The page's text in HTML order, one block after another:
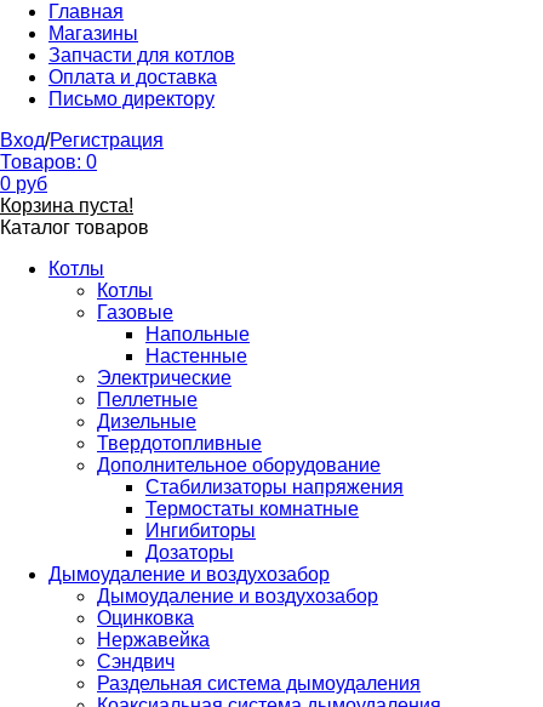
Главная
Магазины
Запчасти для котлов
Оплата и доставка
Письмо директору
Вход/Регистрация
Товаров: 0
0 руб
Корзина пуста!
Каталог товаров
Котлы
Котлы
Газовые
Напольные
Настенные
Электрические
Пеллетные
Дизельные
Твердотопливные
Дополнительное оборудование
Стабилизаторы напряжения
Термостаты комнатные
Ингибиторы
Дозаторы
Дымоудаление и воздухозабор
Дымоудаление и воздухозабор
Оцинковка
Нержавейка
Сэндвич
Раздельная система дымоудаления